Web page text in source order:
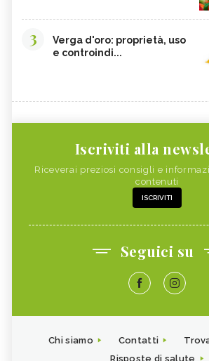
3
Verga d'oro: proprietà, uso
e controindi...
Iscriviti alla
Riceverai preziosi consigli e
contenuti
ISCRIVITI
Seguici su
Chi siamo Contatti
Risposte di salute